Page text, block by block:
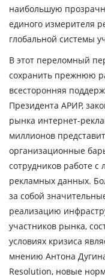
наибольшую
единого измерителя
глобальной системы
В этот переломный
сохранить прежнюю
всесторонняя
Президента АРИР,
рынка интернет-
миллионов
организационные
сотрудников работе
рекламных данных.
за собой
реализацию
участников рынка,
условиях кризиса
мнению Антона
Resolution, новые